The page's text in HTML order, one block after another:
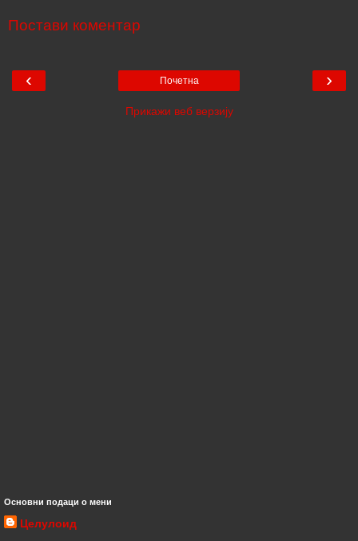
Постави коментар
‹ ›
Почетна
Прикажи веб верзију
Основни подаци о мени
Целулоид